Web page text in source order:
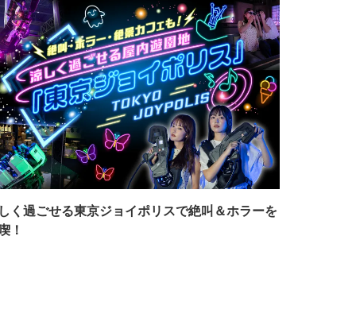
く過ごせる東京ジョイポリスで絶叫＆ホラーを
！